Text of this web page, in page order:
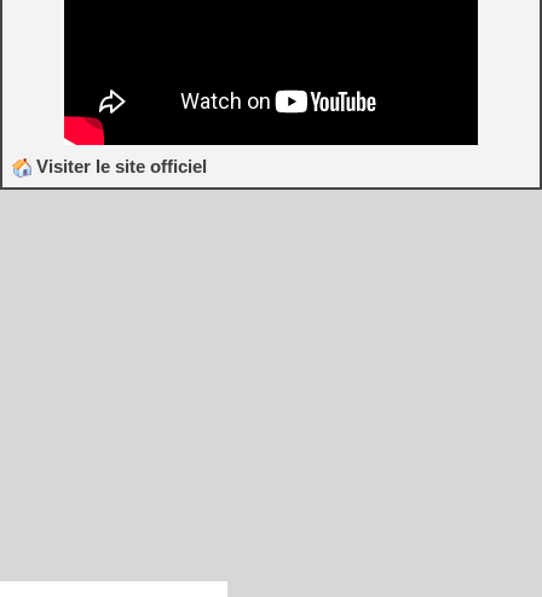
Visiter le site officiel